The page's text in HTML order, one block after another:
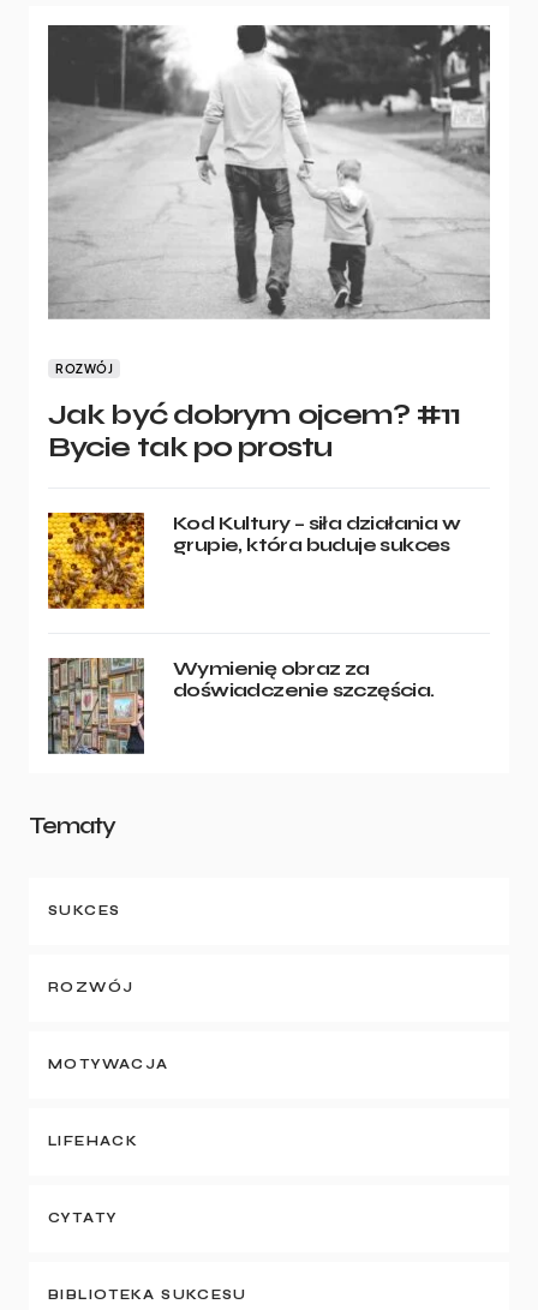
ROZWÓJ
Jak być dobrym ojcem? #11
Bycie tak po prostu
Kod Kultury – siła działania w
grupie, która buduje sukces
Wymienię obraz za
doświadczenie szczęścia.
Tematy
SUKCES
ROZWÓJ
MOTYWACJA
LIFEHACK
CYTATY
BIBLIOTEKA SUKCESU